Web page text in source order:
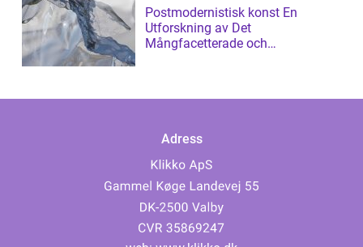
Postmodernistisk konst En
Utforskning av Det
Mångfacetterade och
Adress